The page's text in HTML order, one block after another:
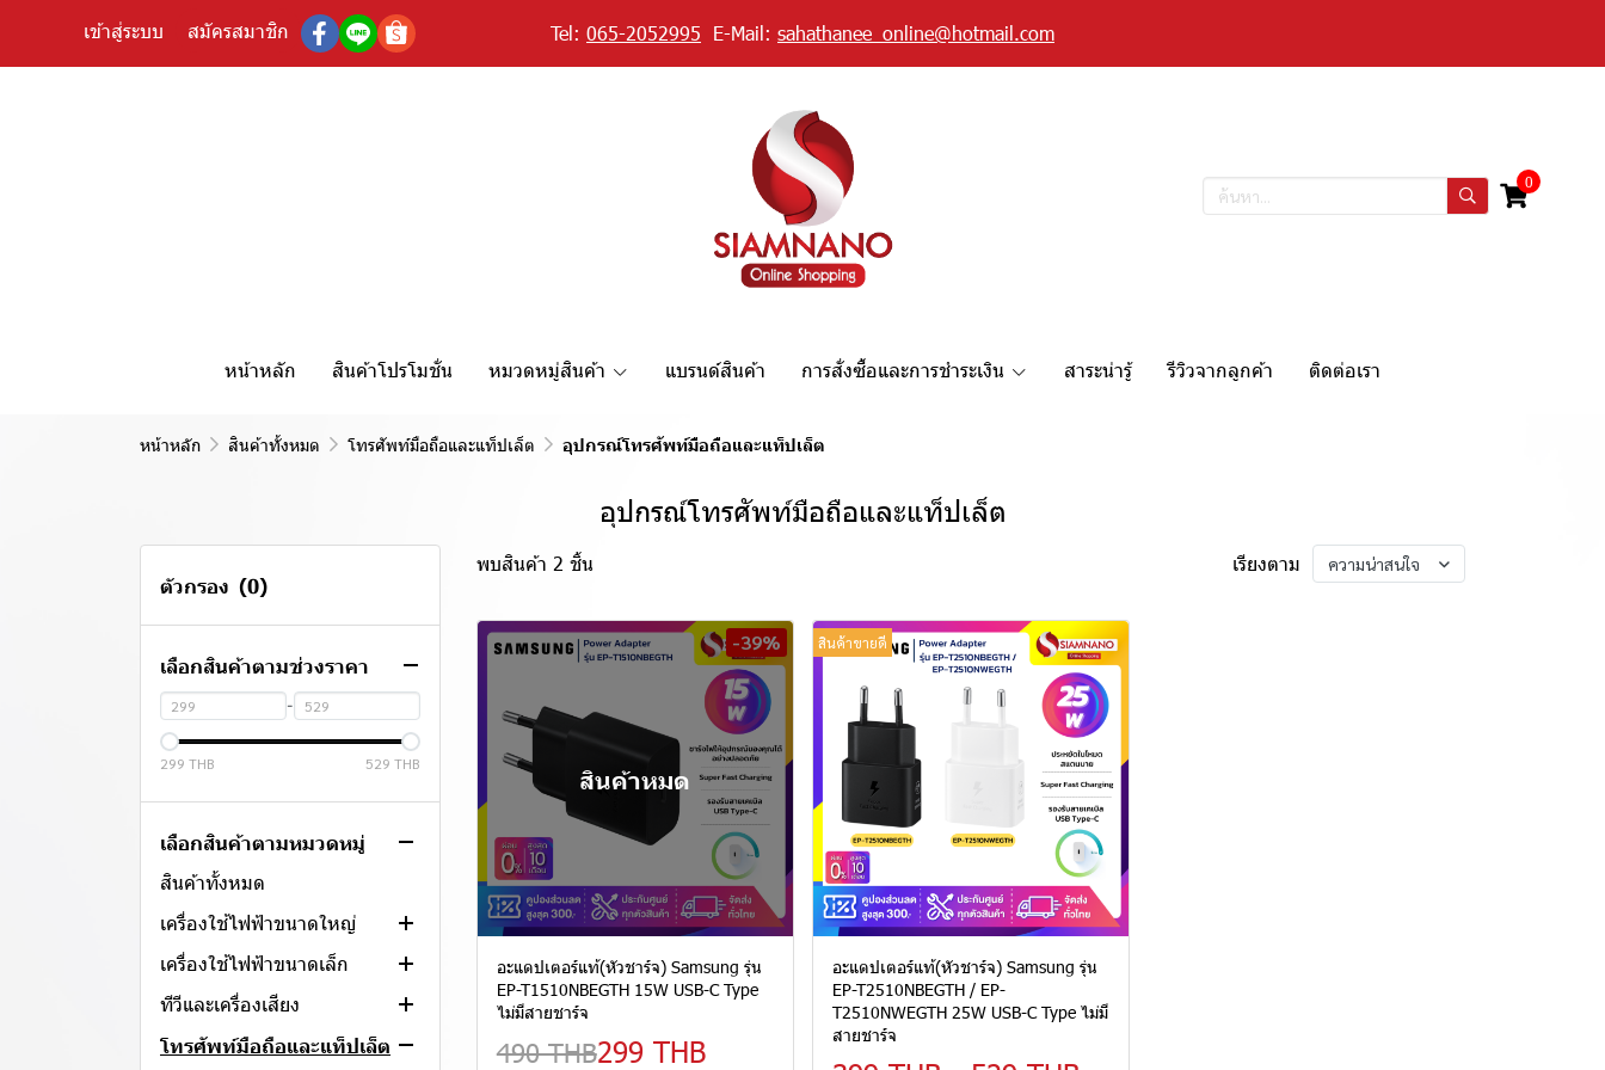
เข้าสู่ระบบ สมัครสมาชิก Tel: 065-2052995 E-Mail: sahathanee_online@hotmail.com
0
หน้าหลัก สินค้าโปรโมชั่น หมวดหมู่สินค้า แบรนด์สินค้า การสั่งซื้อและการชำระเงิน สาระน่ารู้ รีวิวจากลูกค้า ติดต่อเรา
หน้าหลัก สินค้าทั้งหมด โทรศัพท์มือถือและแท็ปเล็ต อุปกรณ์โทรศัพท์มือถือและแท็ปเล็ต
อุปกรณ์โทรศัพท์มือถือและแท็ปเล็ต
ตัวกรอง (0)
เลือกสินค้าตามช่วงราคา
-
299 THB 529 THB
เลือกสินค้าตามหมวดหมู่
สินค้าทั้งหมด
เครื่องใช้ไฟฟ้าขนาดใหญ่
แอร์
ตู้เย็น
เครื่องซักผ้า
เครื่องใช้ไฟฟ้าขนาดเล็ก
เตาแก๊สพกพา
เครื่องฟอกอากาศ
ทีวีและเครื่องเสียง
สมาร์ททีวี
โทรศัพท์มือถือและแท็ปเล็ต
พบสินค้า 2 ชิ้น เรียงตาม ความน่าสนใจ
-39%
สินค้าหมด
อะแดปเตอร์แท้(หัวชาร์จ) Samsung รุ่น
EP-T1510NBEGTH 15W USB-C Type
ไม่มีสายชาร์จ
490 THB299 THB
สินค้าขายดี
อะแดปเตอร์แท้(หัวชาร์จ) Samsung รุ่น
EP-T2510NBEGTH / EP-
T2510NWEGTH 25W USB-C Type ไม่มี
สายชาร์จ